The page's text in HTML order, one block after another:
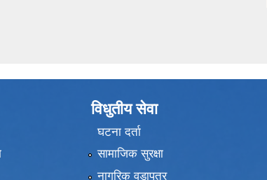
विधुतीय सेवा
घटना दर्ता
सामाजिक सुरक्षा
नागरिक वडापत्र